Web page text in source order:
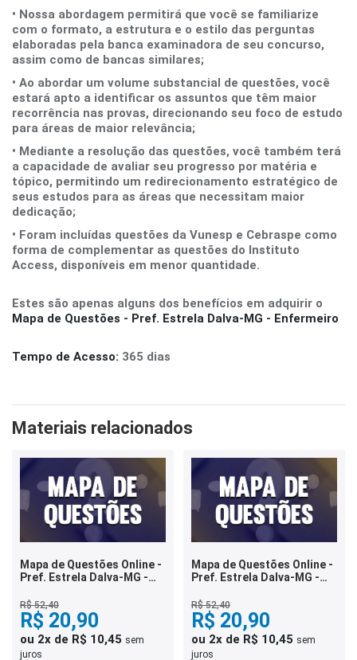
• Nossa abordagem permitirá que você se familiarize
com o formato, a estrutura e o estilo das perguntas
elaboradas pela banca examinadora de seu concurso,
assim como de bancas similares;
• Ao abordar um volume substancial de questões, você
estará apto a identificar os assuntos que têm maior
recorrência nas provas, direcionando seu foco de estudo
para áreas de maior relevância;
• Mediante a resolução das questões, você também terá
a capacidade de avaliar seu progresso por matéria e
tópico, permitindo um redirecionamento estratégico de
seus estudos para as áreas que necessitam maior
dedicação;
• Foram incluídas questões da Vunesp e Cebraspe como
forma de complementar as questões do Instituto
Access, disponíveis em menor quantidade.
Estes são apenas alguns dos benefícios em adquirir o
Mapa de Questões - Pref. Estrela Dalva-MG - Enfermeiro
Tempo de Acesso: 365 dias
Materiais relacionados
Mapa de Questões Online -
Pref. Estrela Dalva-MG -
5 Mil Questões
R$ 52,40
R$ 20,90
ou 2x de R$ 10,45 sem
juros
Mapa de Questões Online -
Pref. Estrela Dalva-MG -
Mil Questões
R$ 52,40
R$ 20,90
ou 2x de R$ 10,45 sem
juros